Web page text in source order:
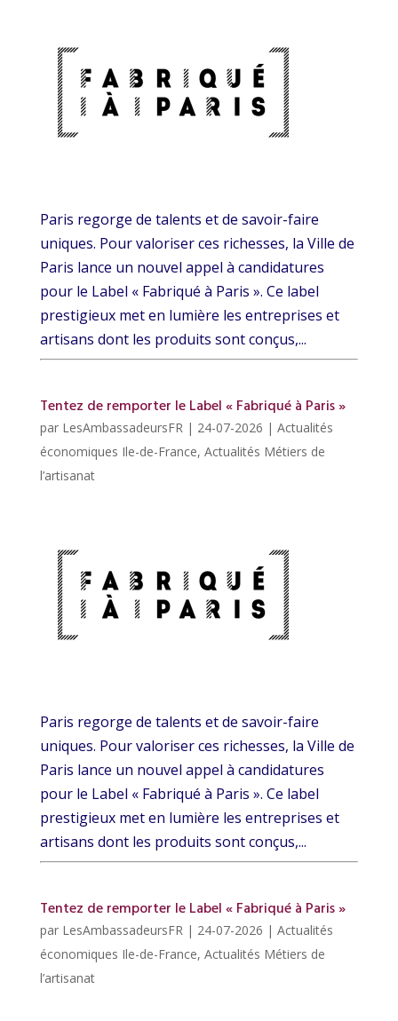
Paris regorge de talents et de savoir-faire
uniques. Pour valoriser ces richesses, la Ville de
Paris lance un nouvel appel à candidatures
pour le Label « Fabriqué à Paris ». Ce label
prestigieux met en lumière les entreprises et
artisans dont les produits sont conçus,...
Tentez de remporter le Label « Fabriqué à Paris »
par LesAmbassadeursFR| 24-07-2026 | Actualités
économiques Ile-de-France, Actualités Métiers de
l’artisanat
Paris regorge de talents et de savoir-faire
uniques. Pour valoriser ces richesses, la Ville de
Paris lance un nouvel appel à candidatures
pour le Label « Fabriqué à Paris ». Ce label
prestigieux met en lumière les entreprises et
artisans dont les produits sont conçus,...
Tentez de remporter le Label « Fabriqué à Paris »
par LesAmbassadeursFR| 24-07-2026 | Actualités
économiques Ile-de-France, Actualités Métiers de
l’artisanat